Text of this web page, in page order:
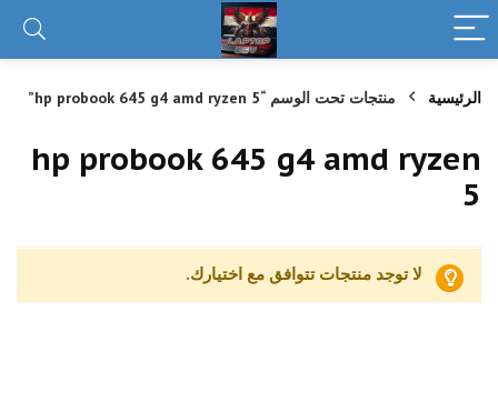
الرئيسية منتجات تحت الوسم “hp probook 645 g4 amd ryzen 5”
hp probook 645 g4 amd ryzen
5
لا توجد منتجات تتوافق مع اختيارك.